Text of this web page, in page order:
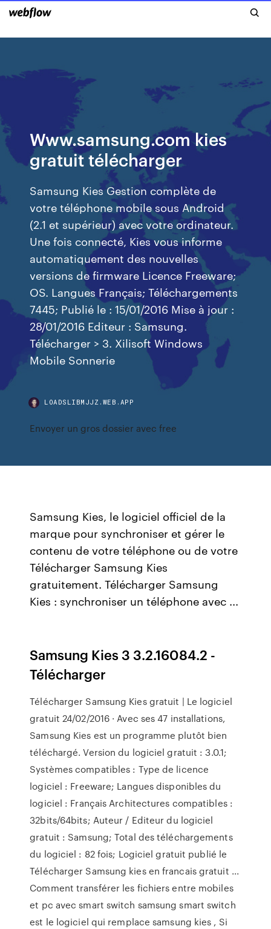
Www.samsung.com kies
gratuit télécharger
Samsung Kies Gestion complète de
votre téléphone mobile sous Android
(2.1 et supérieur) avec votre ordinateur.
Une fois connecté, Kies vous informe
automatiquement des nouvelles
versions de firmware Licence Freeware;
OS. Langues Français; Téléchargements
7445; Publié le : 15/01/2016 Mise à jour :
28/01/2016 Editeur : Samsung.
Télécharger > 3. Xilisoft Windows
Mobile Sonnerie
LOADSLIBMJJZ.WEB.APP
Envoyer un gros dossier avec free
Samsung Kies, le logiciel officiel de la
marque pour synchroniser et gérer le
contenu de votre téléphone ou de votre
Télécharger Samsung Kies
gratuitement. Télécharger Samsung
Kies : synchroniser un téléphone avec ...
Samsung Kies 3 3.2.16084.2 -
Télécharger
Télécharger Samsung Kies gratuit | Le logiciel
gratuit 24/02/2016 · Avec ses 47 installations,
Samsung Kies est un programme plutôt bien
téléchargé. Version du logiciel gratuit : 3.0.1;
Systèmes compatibles : Type de licence
logiciel : Freeware; Langues disponibles du
logiciel : Français Architectures compatibles :
32bits/64bits; Auteur / Editeur du logiciel
gratuit : Samsung; Total des téléchargements
du logiciel : 82 fois; Logiciel gratuit publié le
Télécharger Samsung kies en francais gratuit ...
Comment transférer les fichiers entre mobiles
et pc avec smart switch samsung smart switch
est le logiciel qui remplace samsung kies , Si